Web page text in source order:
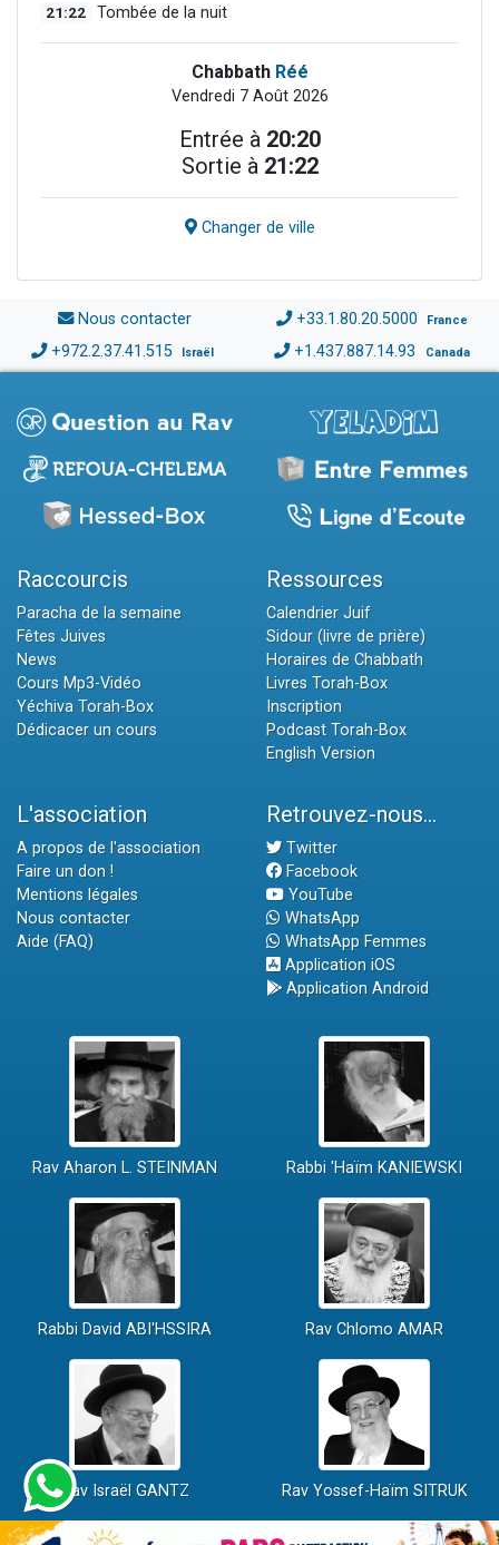
21:22 Tombée de la nuit
Chabbath Réé
Vendredi 7 Août 2026
Entrée à 20:20
Sortie à 21:22
Changer de ville
Nous contacter +33.1.80.20.5000 France
+972.2.37.41.515 Israël +1.437.887.14.93 Canada
Raccourcis
Paracha de la semaine
Fêtes Juives
News
Cours Mp3-Vidéo
Yéchiva Torah-Box
Dédicacer un cours
Ressources
Calendrier Juif
Sidour (livre de prière)
Horaires de Chabbath
Livres Torah-Box
Inscription
Podcast Torah-Box
English Version
L'association
A propos de l'association
Faire un don !
Mentions légales
Nous contacter
Aide (FAQ)
Retrouvez-nous...
Twitter
Facebook
YouTube
WhatsApp
WhatsApp Femmes
Application iOS
Application Android
Rav Aharon L. STEINMAN Rabbi 'Haïm KANIEWSKI
Rabbi David ABI'HSSIRA Rav Chlomo AMAR
Rav Israël GANTZ Rav Yossef-Haïm SITRUK